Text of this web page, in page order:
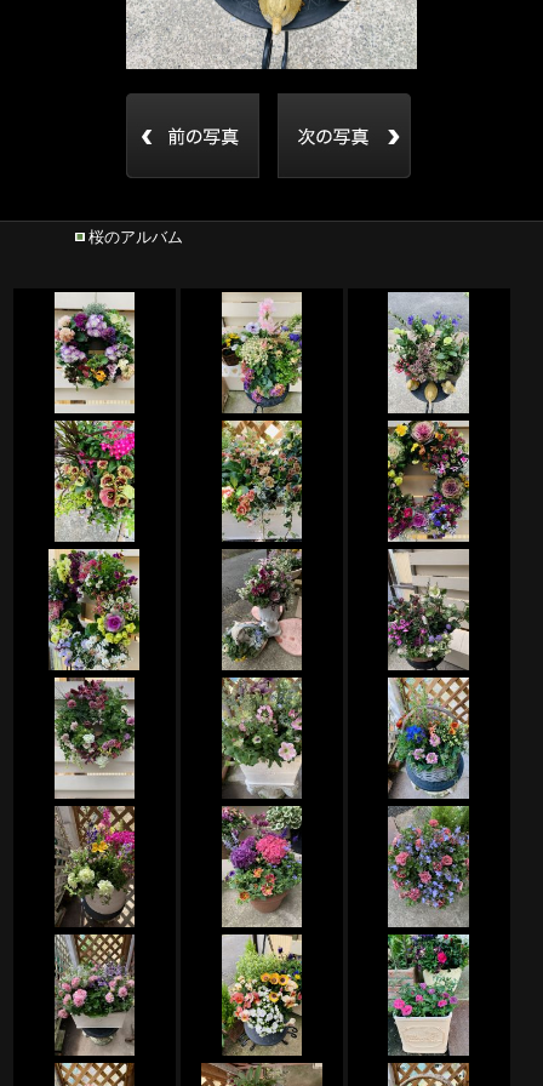
桜のアルバム